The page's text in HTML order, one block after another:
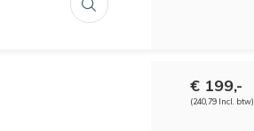
€ 199,-
(240,79 Incl. btw)